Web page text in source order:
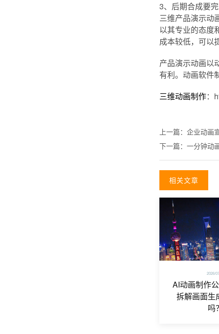
3、后期合成要
三维产品演示动
以其专业的态度
成本较低，可以
产品演示动画以
有利。动画软件
三维动画制作：
上一篇： 企业动画
下一篇： 一分钟动
相关文章
2026/
AI动画制作
拆解画面生
吗